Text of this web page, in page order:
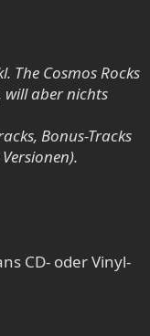
The Cosmos Rocks
will aber nichts
Bonus-Tracks
CD- oder Vinyl-